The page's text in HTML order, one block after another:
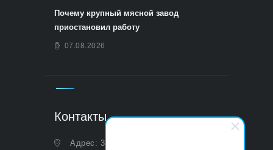
Почему крупный мясной завод
приостановил работу
07.08.2026
Контакты
Адрес: 350051, Краснодарский край,